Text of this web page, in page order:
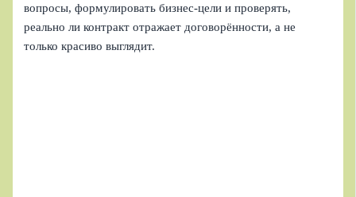
вопросы, формулировать бизнес-цели и проверять,
реально ли контракт отражает договорённости, а не
только красиво выглядит.